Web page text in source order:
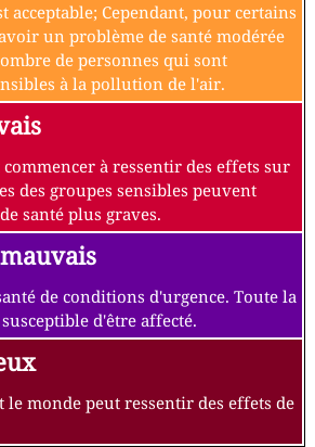
acceptable; Cependant, pour certains
un problème de santé modérée
de personnes qui sont
à la pollution de l'air.
à ressentir des effets sur
des groupes sensibles peuvent
santé plus graves.
de conditions d'urgence. Toute la
d'être affecté.
le monde peut ressentir des effets de